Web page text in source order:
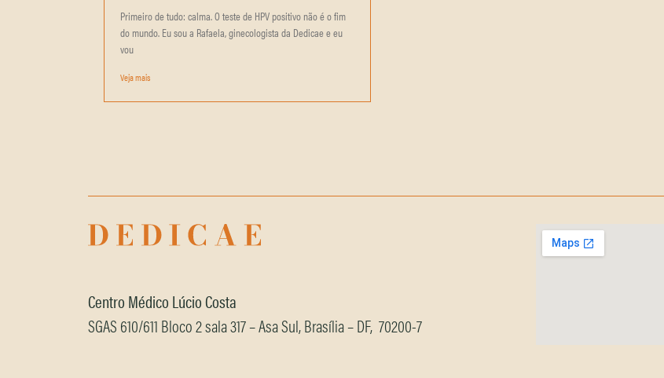
Primeiro de tudo: calma. O teste de HPV positivo não é o fim
do mundo. Eu sou a Rafaela, ginecologista da Dedicae e eu
vou
Veja mais
Centro Médico Lúcio Costa
SGAS 610/611 Bloco 2 sala 317 – Asa Sul, Brasília – DF, 70200-7